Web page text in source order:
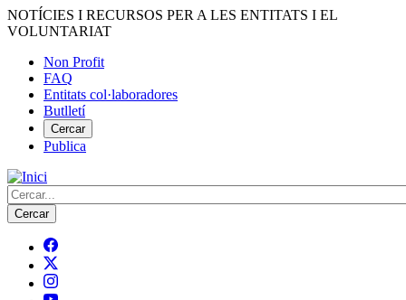
Vés
al
NOTÍCIES I RECURSOS PER A LES ENTITATS I EL
VOLUNTARIAT
Menú
del
compte
d'usuari
Non Profit
FAQ
Entitats col·laboradores
Butlletí
Cercar
Publica
Cerca